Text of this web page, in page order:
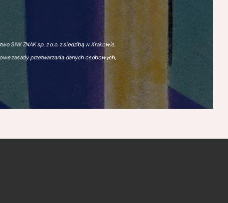
SIW ZNAK sp. z o.o. z siedzibą w Krakowie.
zasady przetwarzania danych osobowych,